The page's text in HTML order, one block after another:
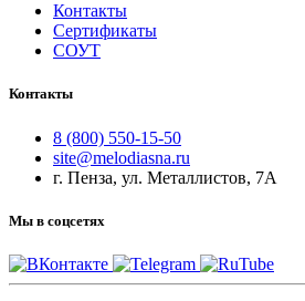
Контакты
Сертификаты
СОУТ
Контакты
8 (800) 550-15-50
site@melodiasna.ru
г. Пенза, ул. Металлистов, 7А
Мы в соцсетях